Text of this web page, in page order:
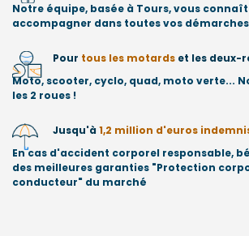
Notre équipe, basée à Tours, vous
accompagner dans toutes vos démarches
Pour tous les motards et les deux-
Moto, scooter, cyclo, quad, moto verte...
les 2 roues !
Jusqu'à 1,2 million d'euros
En cas d'accident corporel responsable,
des meilleures garanties "Protection
conducteur" du marché